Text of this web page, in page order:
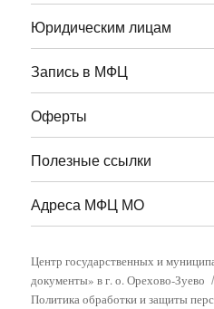
Юридическим лицам
Запись в МФЦ
Оферты
Полезные ссылки
Адреса МФЦ МО
Центр государственных и
документы» в г. о. Орехово-Зуево
Политика обработки и защиты